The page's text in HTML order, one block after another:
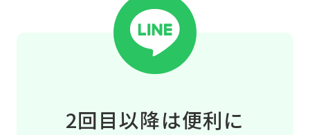
2回目以降は便利に